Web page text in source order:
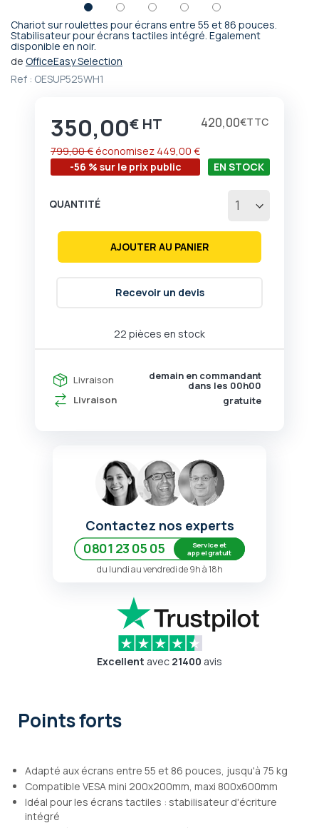
Chariot sur roulettes pour écrans entre 55 et 86 pouces.
Stabilisateur pour écrans tactiles intégré. Egalement
disponible en noir.
de OfficeEasy Selection
Ref : OESUP525WH1
Prix
350,00€ 420,00€
-56 % sur le prix public
799,00 € économisez 449,00 €
22 pièces en stock
EN STOCK
Livraison demain en commandant
dans les 00h00
Livraison
gratuite
QUANTITÉ
AJOUTER AU PANIER
Recevoir un devis
Passer
au
début
de
d’images
Contactez nos experts
0801 23 05 05
Service et
appel gratuit
du lundi au vendredi de 9h à 18h
Excellent avec 21400 avis
Points forts
Adapté aux écrans entre 55 et 86 pouces, jusqu'à 75 kg
Compatible VESA mini 200x200mm, maxi 800x600mm
Idéal pour les écrans tactiles : stabilisateur d'écriture
intégré